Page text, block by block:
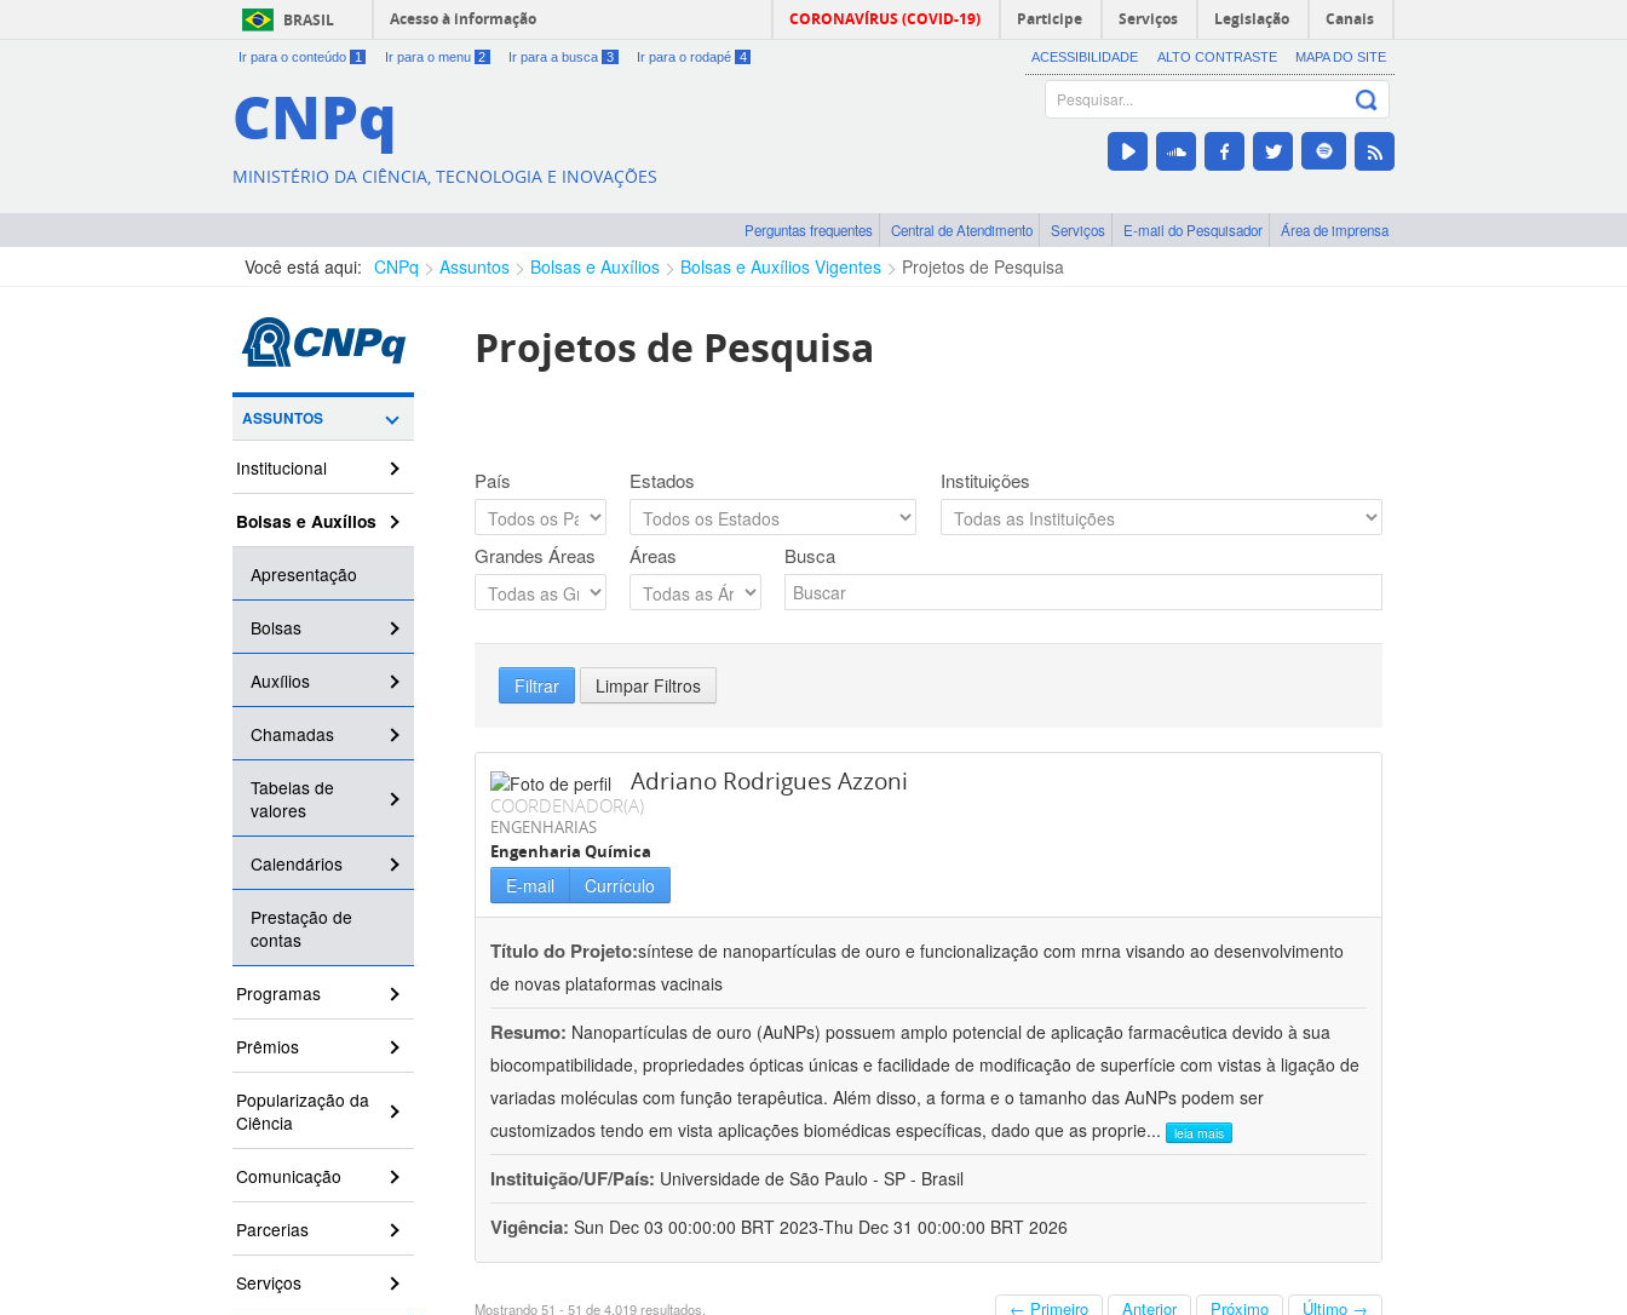
BRASIL Acesso à informação CORONAVÍRUS (COVID-19) Participe Serviços Legislação Canais
Ir para o conteúdo 1 Ir para o menu 2 Ir para a busca 3 Ir para o rodapé 4 ACESSIBILIDADE ALTO CONTRASTE MAPA DO SITE
CNPq
MINISTÉRIO DA CIÊNCIA, TECNOLOGIA E INOVAÇÕES
Perguntas frequentes Central de Atendimento Serviços E-mail do Pesquisador Área de imprensa
Você está aqui: CNPq Assuntos Bolsas e Auxílios Bolsas e Auxílios Vigentes Projetos de Pesquisa
ASSUNTOS
Institucional
Bolsas e Auxílios
Apresentação
Bolsas
Auxílios
Chamadas
Tabelas de
valores
Calendários
Prestação de
contas
Programas
Prêmios
Popularização da
Ciência
Comunicação
Parcerias
Serviços
Projetos de Pesquisa
País Estados Instituições
Grandes Áreas Áreas Busca
Filtrar Limpar Filtros
Adriano Rodrigues Azzoni
COORDENADOR(A)
ENGENHARIAS
Engenharia Química
E-mail Currículo
Título do Projeto:síntese de nanopartículas de ouro e funcionalização com mrna visando ao desenvolvimento
de novas plataformas vacinais
Resumo: Nanopartículas de ouro (AuNPs) possuem amplo potencial de aplicação farmacêutica devido à sua
biocompatibilidade, propriedades ópticas únicas e facilidade de modificação de superfície com vistas à ligação de
variadas moléculas com função terapêutica. Além disso, a forma e o tamanho das AuNPs podem ser
customizados tendo em vista aplicações biomédicas específicas, dado que as proprie... leia mais
Instituição/UF/País: Universidade de São Paulo - SP - Brasil
Vigência: Sun Dec 03 00:00:00 BRT 2023-Thu Dec 31 00:00:00 BRT 2026
Mostrando 51 - 51 de 4.019 resultados. ← Primeiro Anterior Próximo Último →